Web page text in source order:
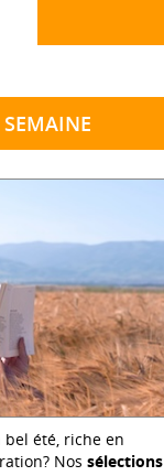
bel été, riche en
Nos sélections